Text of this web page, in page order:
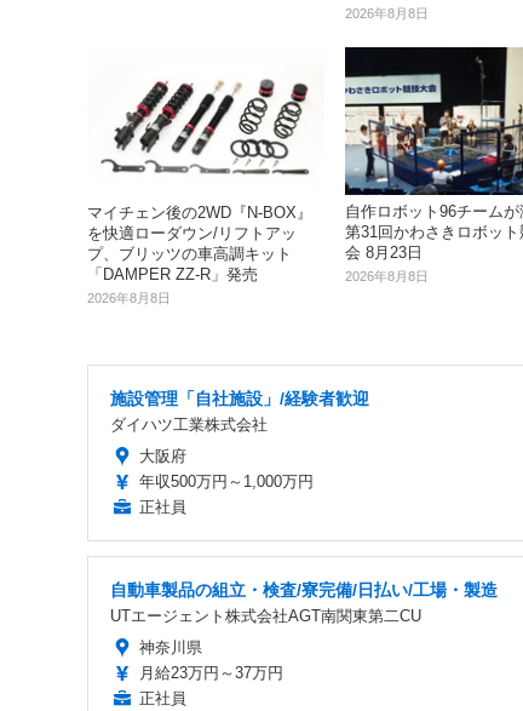
2026年8月8日
マイチェン後の2WD『N-BOX』
を快適ローダウン/リフトアッ
プ、ブリッツの車高調キット
「DAMPER ZZ-R」発売
2026年8月8日
自作ロボット96チーム
第31回かわさきロボッ
会 8月23日
2026年8月8日
施設管理「自社施設」/経験者歓迎
ダイハツ工業株式会社
大阪府
年収500万円～1,000万円
正社員
自動車製品の組立・検査/寮完備/日払い/工場・製造
UTエージェント株式会社AGT南関東第二CU
神奈川県
月給23万円～37万円
正社員